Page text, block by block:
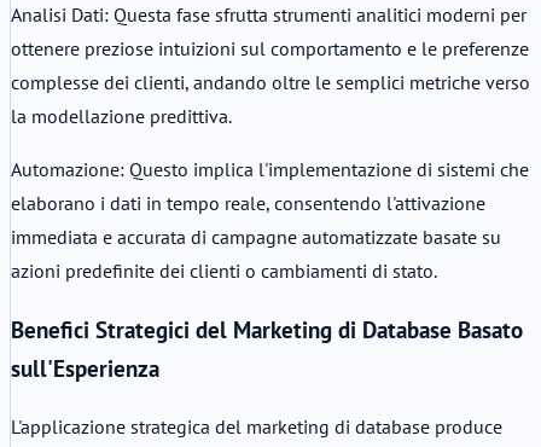
Analisi Dati: Questa fase sfrutta strumenti analitici moderni per
ottenere preziose intuizioni sul comportamento e le preferenze
complesse dei clienti, andando oltre le semplici metriche verso
la modellazione predittiva.
Automazione: Questo implica l'implementazione di sistemi che
elaborano i dati in tempo reale, consentendo l'attivazione
immediata e accurata di campagne automatizzate basate su
azioni predefinite dei clienti o cambiamenti di stato.
Benefici Strategici del Marketing di Database Basato
sull'Esperienza
L'applicazione strategica del marketing di database produce